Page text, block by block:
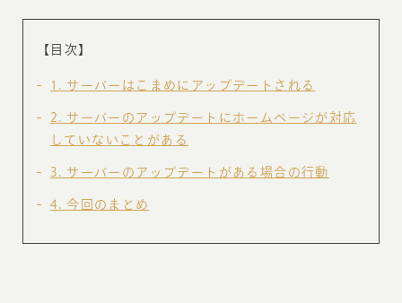
【目次】
1 サーバーはこまめにアップデートされる
2
サーバーのアップデートにホームページが対応
していないことがある
3 サーバーのアップデートがある場合の行動
4 今回のまとめ